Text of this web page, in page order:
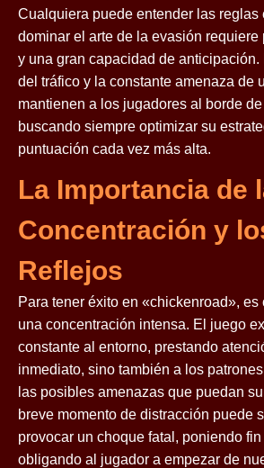
Cualquiera puede entender las reglas
dominar el arte de la evasión requiere
y una gran capacidad de
del tráfico y la constante amenaza de
mantienen a los jugadores al borde
buscando siempre optimizar su
puntuación cada vez más alta.
La Importancia de
Concentración y
Reflejos
Para tener éxito en «chickenroad»,
una concentración intensa. El juego
constante al entorno, prestando
inmediato, sino también a los
las posibles amenazas que puedan
breve momento de distracción puede
provocar un choque fatal, poniendo
obligando al jugador a empezar de